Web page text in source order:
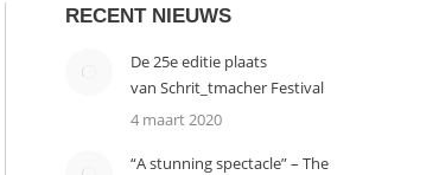
RECENT NIEUWS
De 25e editie plaats
van Schrit_tmacher Festival
4 maart 2020
“A stunning spectacle” – The